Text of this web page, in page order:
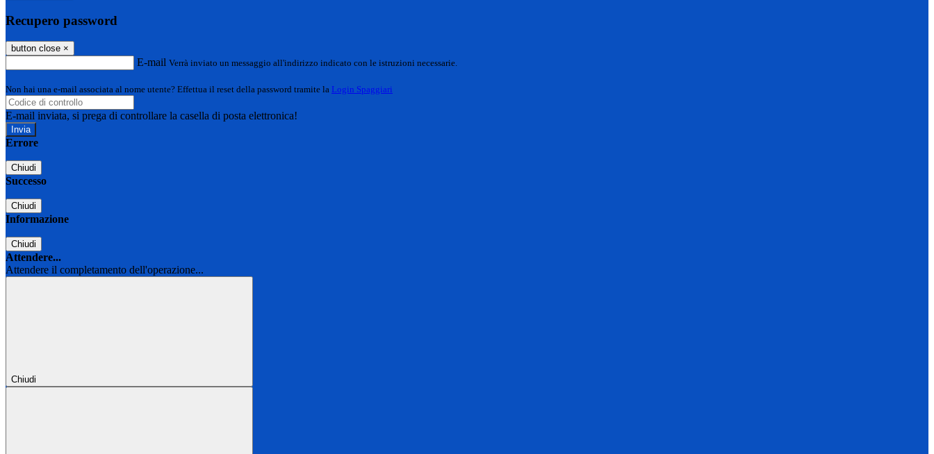
Recupero password
button close ×
E-mail Verrà inviato un messaggio all'indirizzo indicato con le istruzioni necessarie.
Non hai una e-mail associata al nome utente? Effettua il reset della password tramite la Login Spaggiari
E-mail inviata, si prega di controllare la casella di posta elettronica!
Errore
Chiudi
Successo
Chiudi
Informazione
Chiudi
Attendere...
Attendere il completamento dell'operazione...
Chiudi